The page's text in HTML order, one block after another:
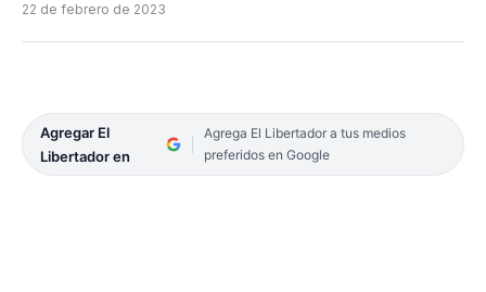
22 de febrero de 2023
Agregar El
Libertador en
Agrega El Libertador a tus medios
preferidos en Google